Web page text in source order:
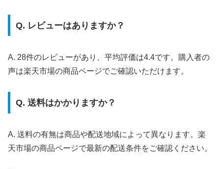
Q. レビューはありますか？
A. 28件のレビューがあり、平均評価は4.4です。購入者の
声は楽天市場の商品ページでご確認いただけます。
Q. 送料はかかりますか？
A. 送料の有無は商品や配送地域によって異なります。楽
天市場の商品ページで最新の配送条件をご確認ください。